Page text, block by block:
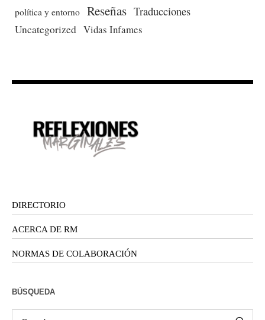
política y entorno Reseñas Traducciones
Uncategorized Vidas Infames
DIRECTORIO
ACERCA DE RM
NORMAS DE COLABORACIÓN
BÚSQUEDA